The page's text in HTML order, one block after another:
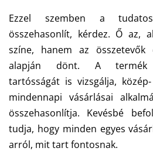
Ezzel szemben a
összehasonlít, kérdez. Ő az,
színe, hanem az
alapján dönt. A termék
tartósságát is vizsgálja,
mindennapi vásárlásai
összehasonlítja. Kevésbé
tudja, hogy minden egyes
arról, mit tart fontosnak.